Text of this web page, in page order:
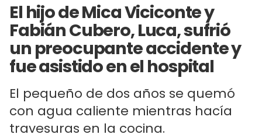
El hijo de Mica Viciconte y
Fabián Cubero, Luca, sufrió
un preocupante accidente y
fue asistido en el hospital
El pequeño de dos años se quemó
con agua caliente mientras hacía
travesuras en la cocina.